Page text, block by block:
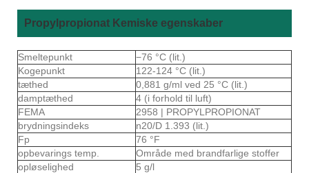
Propylpropionat Kemiske egenskaber
Smeltepunkt
−76 °C (lit.)
Kogepunkt
122-124 °C (lit.)
tæthed
0,881 g/ml ved 25 °C (lit.)
damptæthed
4 (i forhold til luft)
FEMA
2958 | PROPYLPROPIONAT
brydningsindeks
n20/D 1.393 (lit.)
Fp
76 °F
opbevarings temp.
Område med brandfarlige stoffer
opløselighed
5 g/l